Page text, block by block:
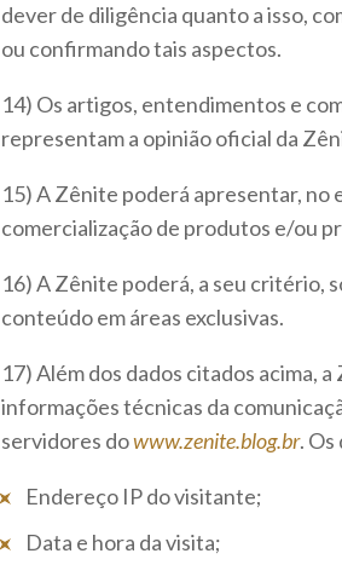
dever de diligência quanto a isso,
ou confirmando tais aspectos.
14) Os artigos, entendimentos e
representam a opinião oficial da
15) A Zênite poderá apresentar, no
comercialização de produtos e/ou
16) A Zênite poderá, a seu critério,
conteúdo em áreas exclusivas.
17) Além dos dados citados acima,
informações técnicas da
servidores dowww.zenite.blog.br. Os
Endereço IP do visitante;
Data e hora da visita;